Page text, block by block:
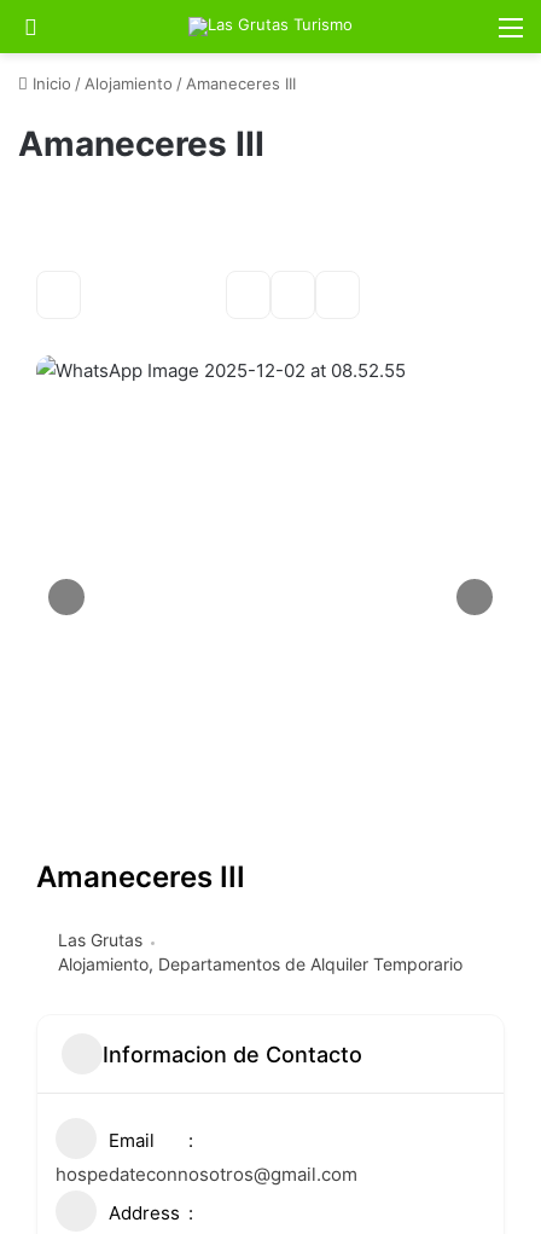
Inicio / Alojamiento / Amaneceres III
Amaneceres III
Amaneceres III
Las Grutas
Alojamiento, Departamentos de Alquiler Temporario
Informacion de Contacto
Email
hospedateconnosotros@gmail.com
Address